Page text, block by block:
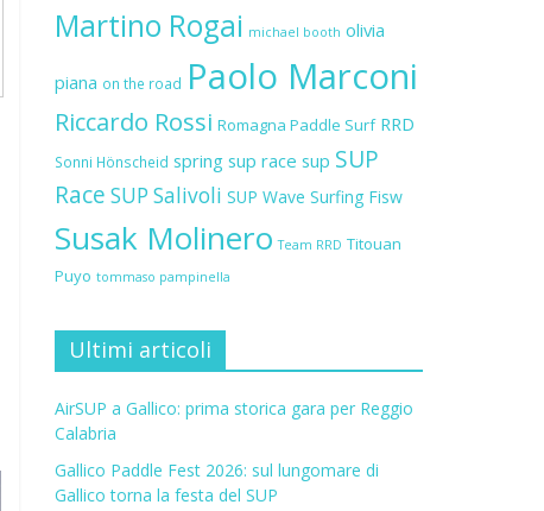
Martino Rogai michael booth olivia
piana on the road Paolo Marconi
Riccardo Rossi Romagna Paddle Surf RRD
Sonni Hönscheid spring sup race sup SUP
Race SUP Salivoli SUP Wave Surfing Fisw
Susak Molinero Team RRD Titouan
Puyo tommaso pampinella
Ultimi articoli
AirSUP a Gallico: prima storica gara per Reggio
Calabria
Gallico Paddle Fest 2026: sul lungomare di
Gallico torna la festa del SUP